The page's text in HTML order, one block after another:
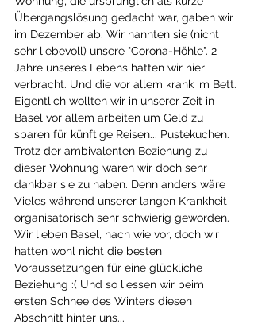
Übergangslösung gedacht war, gaben wir
im Dezember ab. Wir nannten sie (nicht
sehr liebevoll) unsere "Corona-Höhle". 2
Jahre unseres Lebens hatten wir hier
verbracht. Und die vor allem krank im Bett.
Eigentlich wollten wir in unserer Zeit in
Basel vor allem arbeiten um Geld zu
sparen für künftige Reisen... Pustekuchen.
Trotz der ambivalenten Beziehung zu
dieser Wohnung waren wir doch sehr
dankbar sie zu haben. Denn anders wäre
Vieles während unserer langen Krankheit
organisatorisch sehr schwierig geworden.
Wir lieben Basel, nach wie vor, doch wir
hatten wohl nicht die besten
Voraussetzungen für eine glückliche
Beziehung :( Und so liessen wir beim
ersten Schnee des Winters diesen
Abschnitt hinter uns...